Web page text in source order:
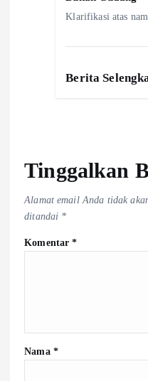
Klarifikasi atas
Berita
Tinggalkan
Alamat email Anda tidak
ditandai *
Komentar*
Nama *